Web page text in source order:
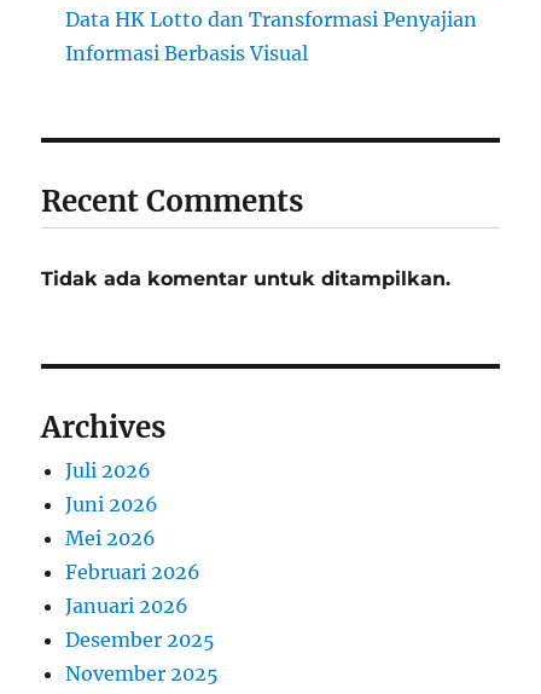
Data HK Lotto dan Transformasi Penyajian
Informasi Berbasis Visual
Recent Comments
Tidak ada komentar untuk ditampilkan.
Archives
Juli 2026
Juni 2026
Mei 2026
Februari 2026
Januari 2026
Desember 2025
November 2025